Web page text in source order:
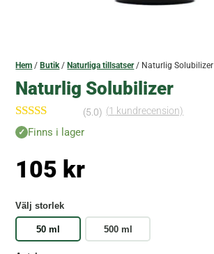
Hem / Butik/ Naturliga tillsatser/ Naturlig Solubilizer
Naturlig Solubilizer
Betygsatt
5.00av 5
kundrecensi
on
(5.0) (1 kundrecension)
Finns i lager
105 kr
Välj storlek
50 ml 500 ml